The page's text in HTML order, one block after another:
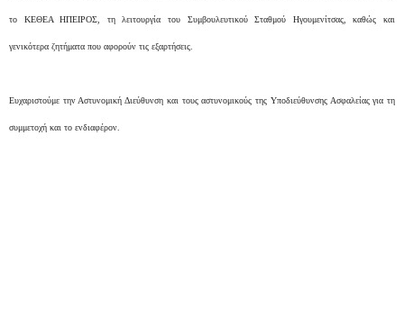
το ΚΕΘΕΑ HΠΕΙΡΟΣ, τη λειτουργία του Συμβουλευτικού Σταθμού Ηγουμενίτσας, καθώς και
γενικότερα ζητήματα που αφορούν τις εξαρτήσεις.
Ευχαριστούμε την Αστυνομική Διεύθυνση και τους αστυνομικούς της Υποδιεύθυνσης Ασφαλείας για τη
συμμετοχή και το ενδιαφέρον.